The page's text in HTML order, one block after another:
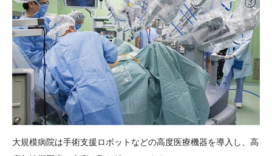
大規模病院は手術支援ロボットなどの高度医療機器を導入し、高